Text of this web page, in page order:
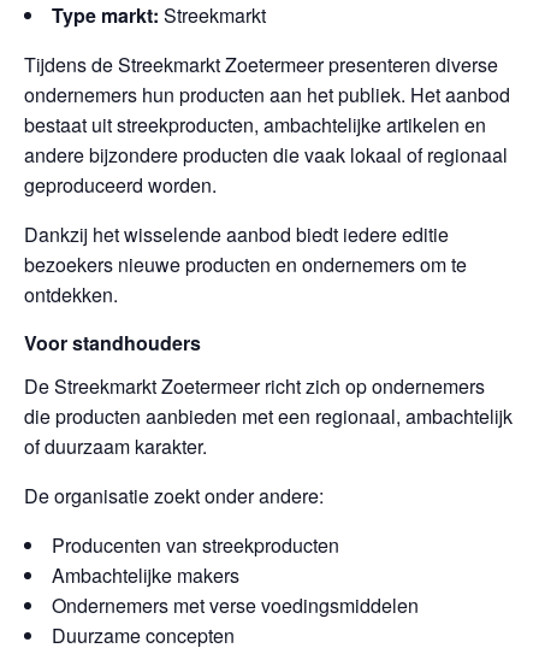
Type markt: Streekmarkt
Tijdens de Streekmarkt Zoetermeer presenteren diverse
ondernemers hun producten aan het publiek. Het aanbod
bestaat uit streekproducten, ambachtelijke artikelen en
andere bijzondere producten die vaak lokaal of regionaal
geproduceerd worden.
Dankzij het wisselende aanbod biedt iedere editie
bezoekers nieuwe producten en ondernemers om te
ontdekken.
Voor standhouders
De Streekmarkt Zoetermeer richt zich op ondernemers
die producten aanbieden met een regionaal, ambachtelijk
of duurzaam karakter.
De organisatie zoekt onder andere:
Producenten van streekproducten
Ambachtelijke makers
Ondernemers met verse voedingsmiddelen
Duurzame concepten